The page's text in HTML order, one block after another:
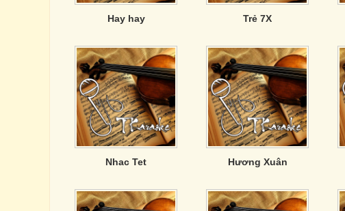
Hay hay Trẻ 7X
Nhac Tet Hương Xuân